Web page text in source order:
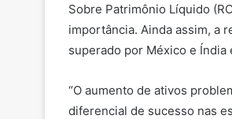
Sobre Patrimônio Líquido
importância. Ainda assim, a
superado por México e Índia
“O aumento de ativos
diferencial de sucesso nas